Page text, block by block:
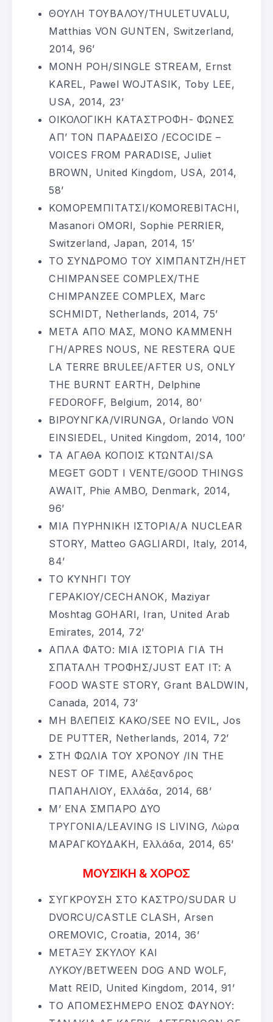
ΘΟΥΛΗ ΤΟΥΒΑΛΟΥ/THULETUVALU,
Matthias VON GUNTEN, Switzerland,
2014, 96’
ΜΟΝΗ ΡΟΗ/SINGLE STREAM, Ernst
KAREL, Pawel WOJTASIK, Toby LEE,
USA, 2014, 23’
ΟΙΚΟΛΟΓΙΚΗ ΚΑΤΑΣΤΡΟΦΗ- ΦΩΝΕΣ
ΑΠ’ ΤΟΝ ΠΑΡΑΔΕΙΣΟ /ECOCIDE –
VOICES FROM PARADISE, Juliet
BROWN, United Kingdom, USA, 2014,
58’
ΚΟΜΟΡΕΜΠΙΤΑΤΣΙ/KOMOREBITACHI,
Masanori OMORI, Sophie PERRIER,
Switzerland, Japan, 2014, 15’
ΤΟ ΣΥΝΔΡΟΜΟ ΤΟΥ ΧΙΜΠΑΝΤΖΗ/HET
CHIMPANSEE COMPLEX/THE
CHIMPANZEE COMPLEX, Marc
SCHMIDT, Netherlands, 2014, 75’
ΜΕΤΑ ΑΠΟ ΜΑΣ, ΜΟΝΟ ΚΑΜΜΕΝΗ
ΓΗ/APRES NOUS, NE RESTERA QUE
LA TERRE BRULEE/AFTER US, ONLY
THE BURNT EARTH, Delphine
FEDOROFF, Belgium, 2014, 80’
ΒΙΡΟΥΝΓΚΑ/VIRUNGA, Orlando VON
EINSIEDEL, United Kingdom, 2014, 100’
ΤΑ ΑΓΑΘΑ ΚΟΠΟΙΣ ΚΤΩΝΤΑΙ/SA
MEGET GODT I VENTE/GOOD THINGS
AWAIT, Phie AMBO, Denmark, 2014,
96’
ΜΙΑ ΠΥΡΗΝΙΚΗ ΙΣΤΟΡΙΑ/A NUCLEAR
STORY, Matteo GAGLIARDI, Italy, 2014,
84’
ΤΟ ΚΥΝΗΓΙ ΤΟΥ
ΓΕΡΑΚΙΟΥ/CECHANOK, Maziyar
Moshtag GOHARI, Iran, United Arab
Emirates, 2014, 72’
ΑΠΛΑ ΦΑΤΟ: ΜΙΑ ΙΣΤΟΡΙΑ ΓΙΑ ΤΗ
ΣΠΑΤΑΛΗ ΤΡΟΦΗΣ/JUST EAT IT: A
FOOD WASTE STORY, Grant BALDWIN,
Canada, 2014, 73’
ΜΗ ΒΛΕΠΕΙΣ ΚΑΚΟ/SEE NO EVIL, Jos
DE PUTTER, Netherlands, 2014, 72’
ΣΤΗ ΦΩΛΙΑ ΤΟΥ ΧΡΟΝΟΥ /IN THE
NEST OF TIME, Αλέξανδρος
ΠΑΠΑΗΛΙΟΥ, Ελλάδα, 2014, 68’
Μ’ ΕΝΑ ΣΜΠΑΡΟ ΔΥΟ
ΤΡΥΓΟΝΙΑ/LEAVING IS LIVING, Λώρα
ΜΑΡΑΓΚΟΥΔΑΚΗ, Ελλάδα, 2014, 65’
ΜΟΥΣΙΚΗ & ΧΟΡΟΣ
ΣΥΓΚΡΟΥΣΗ ΣΤΟ ΚΑΣΤΡΟ/SUDAR U
DVORCU/CASTLE CLASH, Arsen
OREMOVIC, Croatia, 2014, 36’
ΜΕΤΑΞΥ ΣΚΥΛΟΥ ΚΑΙ
ΛΥΚΟΥ/BETWEEN DOG AND WOLF,
Matt REID, United Kingdom, 2014, 91’
ΤΟ ΑΠΟΜΕΣΗΜΕΡΟ ΕΝΟΣ ΦΑΥΝΟΥ: